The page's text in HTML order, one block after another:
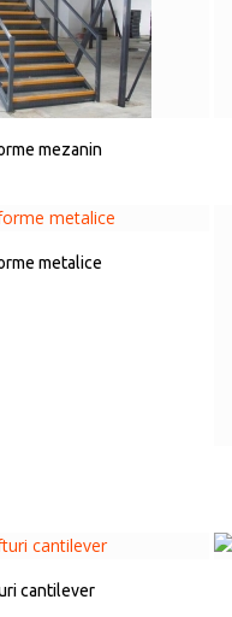
mezanin
metalice
cantilever